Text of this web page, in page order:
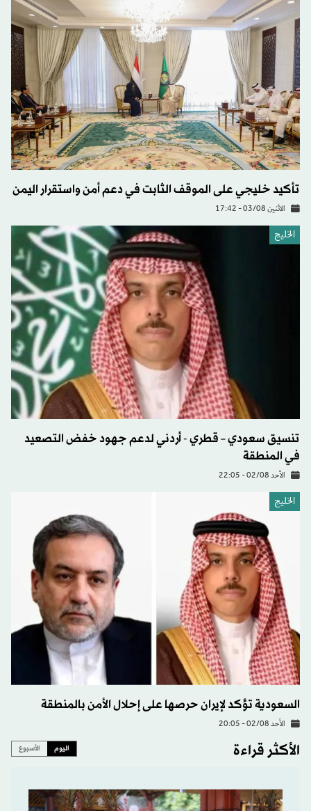
تأكيد خليجي على الموقف الثابت في دعم أمن واستقرار اليمن
الاثنين 03/08 - 17:42
الخليج
تنسيق سعودي – قطري - أردني لدعم جهود خفض التصعيد
في المنطقة
الأحد 02/08 - 22:05
الخليج
السعودية تؤكد لإيران حرصها على إحلال الأمن بالمنطقة
الأحد 02/08 - 20:05
الأكثر قراءة اليوم الأسبوع